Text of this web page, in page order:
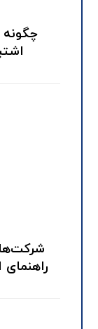
چگونه
راهنمای